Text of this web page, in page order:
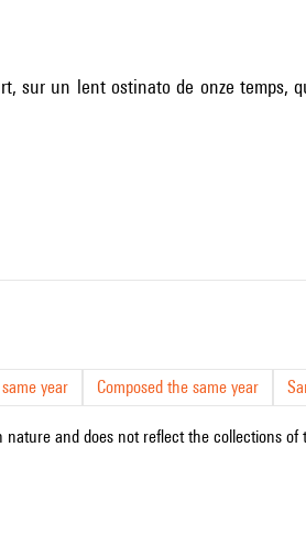
sur un lent ostinato de onze temps,
year Composed the same year
nature and does not reflect the collections